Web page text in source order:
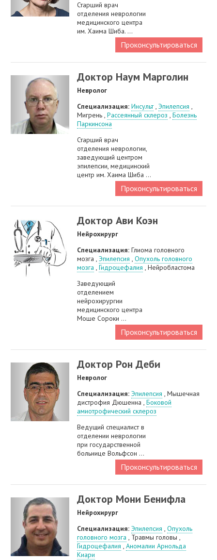
Старший врач
отделения неврологии
медицинского центра
им. Хаима Шиба. ...
Проконсультироваться
Доктор Наум Марголин
Невролог
Специализация:Инсульт,Эпилепсия ,
Мигрень ,Рассеянный склероз ,Болезнь
Паркинсона
Старший врач
отделения неврологии,
заведующий центром
эпилепсии, медицинский
центр им. Хаима Шиба ...
Проконсультироваться
Доктор Ави Коэн
Нейрохирург
Специализация:Глиома головного
мозга ,Эпилепсия ,Опухоль головного
мозга ,Гидроцефалия , Нейробластома
Заведующий
отделением
нейрохирургии
медицинского центра
Моше Сороки ...
Проконсультироваться
Доктор Рон Деби
Невролог
Специализация:Эпилепсия , Мышечная
дистрофия Дюшенна ,Боковой
амиотрофический склероз
Ведущий специалист в
отделении неврологии
при государственной
больнице Вольфсон ...
Проконсультироваться
Доктор Мони Бенифла
Нейрохирург
Специализация:Эпилепсия ,Опухоль
головного мозга , Травмы головы ,
Гидроцефалия ,Аномалии Арнольда
Киари